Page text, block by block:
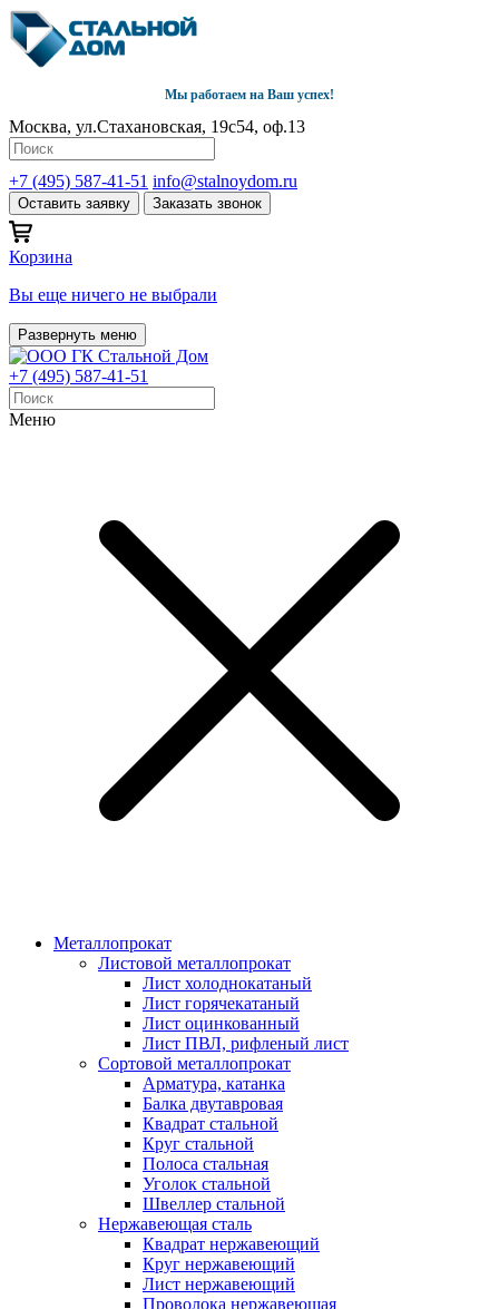
Мы работаем на Ваш успех!
Москва, ул.Стахановская, 19с54, оф.13
+7 (495) 587-41-51 info@stalnoydom.ru
Оставить заявку Заказать звонок
Корзина
Вы еще ничего не выбрали
Развернуть меню
+7 (495) 587-41-51
Меню
Металлопрокат
Листовой металлопрокат
Лист холоднокатаный
Лист горячекатаный
Лист оцинкованный
Лист ПВЛ, рифленый лист
Сортовой металлопрокат
Арматура, катанка
Балка двутавровая
Квадрат стальной
Круг стальной
Полоса стальная
Уголок стальной
Швеллер стальной
Нержавеющая сталь
Квадрат нержавеющий
Круг нержавеющий
Лист нержавеющий
Проволока нержавеющая